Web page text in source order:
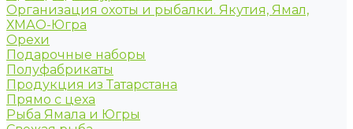
Организация охоты и рыбалки. Якутия, Ямал,
ХМАО-Югра
Орехи
Подарочные наборы
Полуфабрикаты
Продукция из Татарстана
Прямо с цеха
Рыба Ямала и Югры